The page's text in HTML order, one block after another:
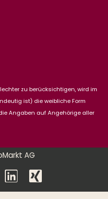
zu berücksichtigen, wird im
ist) die weibliche Form
Angaben auf Angehörige aller
AG